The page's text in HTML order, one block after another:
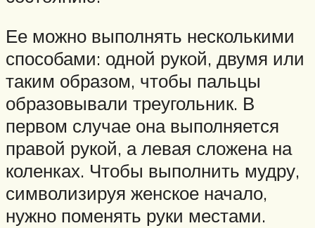
Ее можно выполнять несколькими
способами: одной рукой, двумя или
таким образом, чтобы пальцы
образовывали треугольник. В
первом случае она выполняется
правой рукой, а левая сложена на
коленках. Чтобы выполнить мудру,
символизируя женское начало,
нужно поменять руки местами.